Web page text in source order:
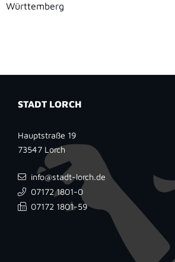
Württemberg
STADT LORCH
Hauptstraße 19
73547 Lorch
info@stadt-lorch.de
07172 1801-0
07172 1801-59